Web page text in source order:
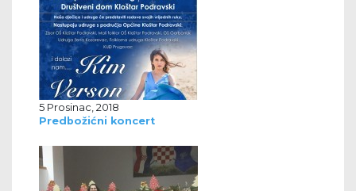
5 Prosinac, 2018
Predbožićni koncert